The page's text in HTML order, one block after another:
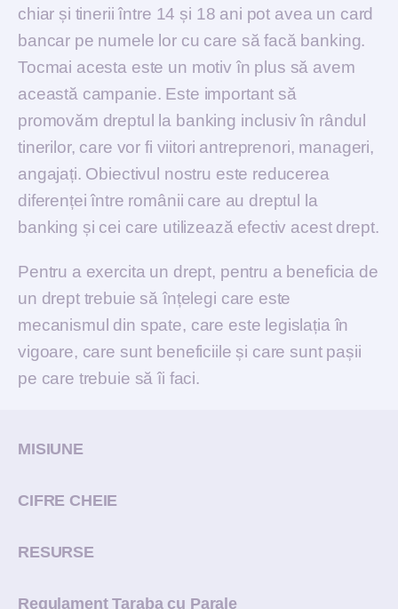
chiar și tinerii între 14 și 18 ani pot avea un card
bancar pe numele lor cu care să facă banking.
Tocmai acesta este un motiv în plus să avem
această campanie. Este important să
promovăm dreptul la banking inclusiv în rândul
tinerilor, care vor fi viitori antreprenori, manageri,
angajați. Obiectivul nostru este reducerea
diferenței între românii care au dreptul la
banking și cei care utilizează efectiv acest drept.
Pentru a exercita un drept, pentru a beneficia de
un drept trebuie să înțelegi care este
mecanismul din spate, care este legislația în
vigoare, care sunt beneficiile și care sunt pașii
pe care trebuie să îi faci.
MISIUNE
CIFRE CHEIE
RESURSE
Regulament Taraba cu Parale